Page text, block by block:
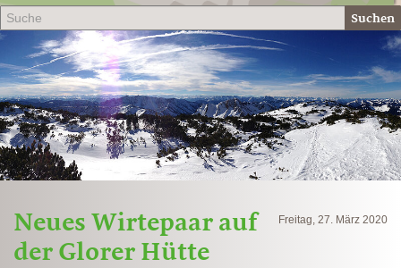
Suchen
Freitag, 27. März 2020
Neues Wirtepaar auf
der Glorer Hütte